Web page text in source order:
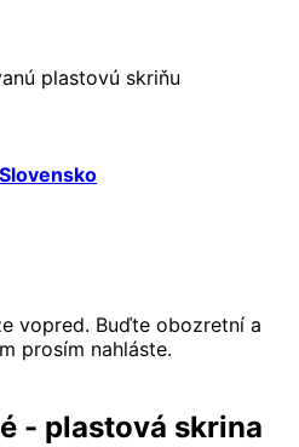
plastovú skriňu
vopred. Buďte obozretní a
prosím nahláste.
- plastová skrina